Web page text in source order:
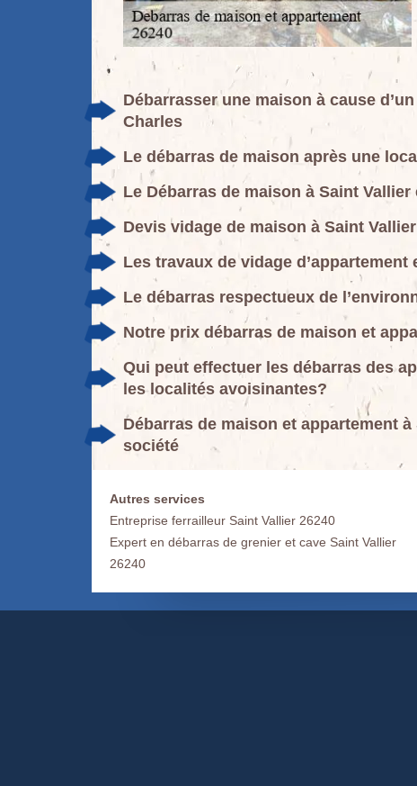
Débarrasser une maison à cause
Charles
Le débarras de maison après une
Le Débarras de maison à Saint Vallier
Devis vidage de maison à Saint
Les travaux de vidage d’appartement
Le débarras respectueux de
Notre prix débarras de maison et
Qui peut effectuer les débarras des
les localités avoisinantes?
Débarras de maison et appartement
société
Autres services
Entreprise ferrailleur Saint Vallier 26240
Expert en débarras de grenier et cave Saint Vallier
26240